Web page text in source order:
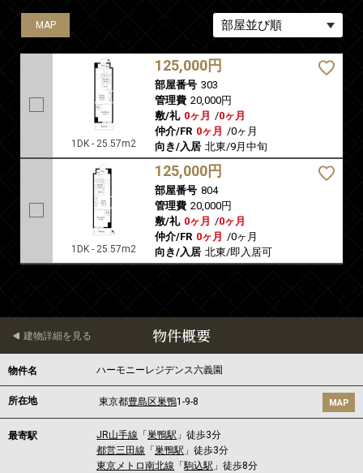
MAP
1DK - 25.57m2
125,000円
部屋番号 303
管理費 20,000円
敷/礼 0ヶ月 /0ヶ月
仲介/FR 0ヶ月 /0ヶ月
向き/入居 北東/9月中旬
MAP
1DK - 25.57m2
125,000円
部屋番号 804
管理費 20,000円
敷/礼 0ヶ月 /0ヶ月
仲介/FR 0ヶ月 /0ヶ月
向き/入居 北東/即入居可
物件概要
建物詳細を見る
物件名 ハーモニーレジデンス六義園
所在地 東京都豊島区巣鴨1-9-8 MAP
最寄駅 JR山手線 「巣鴨駅 」徒歩3分
都営三田線 「巣鴨駅 」徒歩3分
東京メトロ南北線 「駒込駅 」徒歩8分